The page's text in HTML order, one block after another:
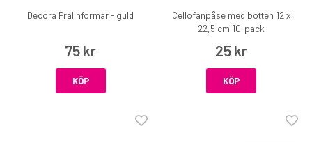
Decora Pralinformar - guld
75 kr
KÖP
Cellofanpåse med botten 12 x
22,5 cm 10-pack
25 kr
KÖP